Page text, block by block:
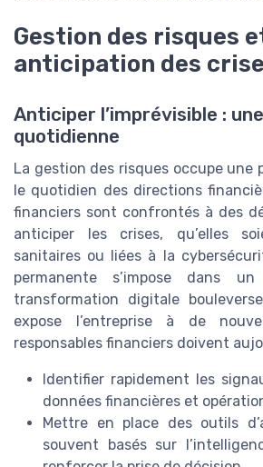
Gestion des risques
anticipation des
Anticiper l’imprévisible :
quotidienne
La gestion des risques occupe une
le quotidien des directions
financiers sont confrontés à des
anticiper les crises, qu’elles
sanitaires ou liées à la
permanente s’impose dans
transformation digitale
expose l’entreprise à de
responsables financiers doivent
Identifier rapidement les
données financières et
Mettre en place des outils
souvent basés sur